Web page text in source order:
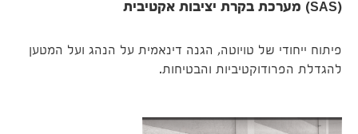
(SAS) מערכת בקרת יציבות אקטיבית
פיתוח ייחודי של טויוטה, הגנה דינאמית על הנהג ועל המטען
להגדלת הפרודוקטיביות והבטיחות.